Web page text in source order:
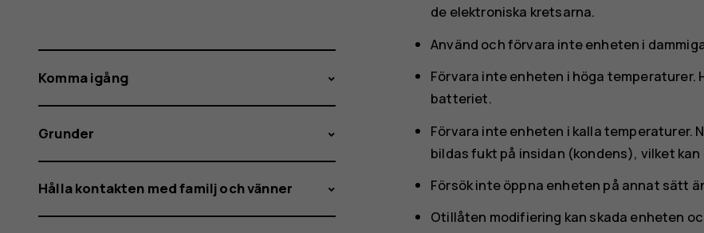
de elektroniska kretsarna.
Använd och förvara inte enheten i
Förvara inte enheten i höga
batteriet.
Förvara inte enheten i kalla temperaturer.
bildas fukt på insidan (kondens), vilket
Försök inte öppna enheten på annat sätt
Otillåten modifiering kan skada enheten
Komma igång
Grunder
Hålla kontakten med familj och vänner